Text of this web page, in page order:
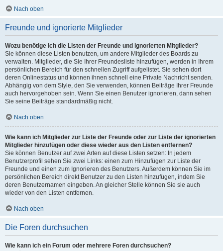
Nach oben
Freunde und ignorierte Mitglieder
Wozu benötige ich die Listen der Freunde und ignorierten Mitglieder?
Sie können diese Listen benutzen, um andere Mitglieder des Boards zu
verwalten. Mitglieder, die Sie Ihrer Freundesliste hinzufügen, werden in Ihrem
persönlichen Bereich für den schnellen Zugriff aufgelistet. Sie sehen dort
deren Onlinestatus und können ihnen schnell eine Private Nachricht senden.
Abhängig von dem Style, den Sie verwenden, können Beiträge Ihrer Freunde
auch hervorgehoben sein. Wenn Sie einen Benutzer ignorieren, dann sehen
Sie seine Beiträge standardmäßig nicht.
Nach oben
Wie kann ich Mitglieder zur Liste der Freunde oder zur Liste der ignorierten
Mitglieder hinzufügen oder diese wieder aus den Listen entfernen?
Sie können Benutzer auf zwei Arten auf diese Listen setzen: In jedem
Benutzerprofil sehen Sie zwei Links: einen zum Hinzufügen zur Liste der
Freunde und einen zum Ignorieren des Benutzers. Außerdem können Sie im
persönlichen Bereich direkt Benutzer zu den Listen hinzufügen, indem Sie
deren Benutzernamen eingeben. An gleicher Stelle können Sie sie auch
wieder von den Listen entfernen.
Nach oben
Die Foren durchsuchen
Wie kann ich ein Forum oder mehrere Foren durchsuchen?